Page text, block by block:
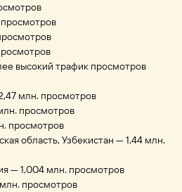
высокий трафик просмотров
млн. просмотров
просмотров
просмотров
область, Узбекистан — 1,44 млн.
— 1,004 млн. просмотров
просмотров